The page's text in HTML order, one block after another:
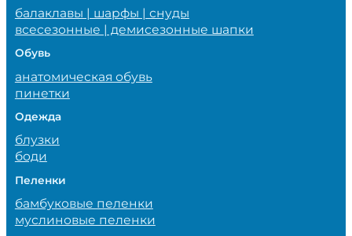
балаклавы | шарфы | снуды
всесезонные | демисезонные шапки
Обувь
анатомическая обувь
пинетки
Одежда
блузки
боди
Пеленки
бамбуковые пеленки
муслиновые пеленки